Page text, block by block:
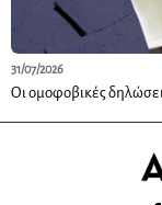
31/07/2026
Οι ομοφοβικές